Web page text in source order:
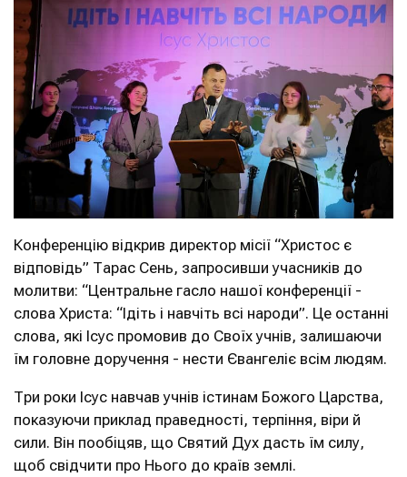
Конференцію відкрив директор місії “Христос є
відповідь” Тарас Сень, запросивши учасників до
молитви: “Центральне гасло нашої конференції -
слова Христа: “Ідіть і навчіть всі народи”. Це останні
слова, які Ісус промовив до Своїх учнів, залишаючи
їм головне доручення - нести Євангеліє всім людям.
Три роки Ісус навчав учнів істинам Божого Царства,
показуючи приклад праведності, терпіння, віри й
сили. Він пообіцяв, що Святий Дух дасть їм силу,
щоб свідчити про Нього до країв землі.